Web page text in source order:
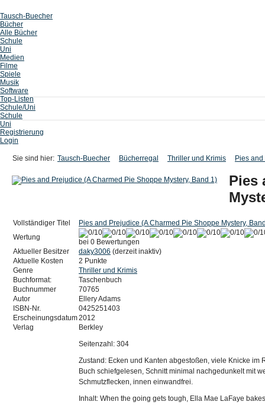
Tausch-Buecher
Bücher
Alle Bücher
Schule
Uni
Medien
Filme
Spiele
Musik
Software
Top-Listen
Schule/Uni
Schule
Uni
Registrierung
Login
Sie sind hier: Tausch-Buecher Bücherregal Thriller und Krimis Pies
Pies
Vollständiger Titel
Pies and Prejudice (A Charmed Pie Shoppe Mystery,
Wertung
bei 0 Bewertungen
Aktueller Besitzer
daky3006 (derzeit inaktiv)
Aktuelle Kosten
2 Punkte
Genre
Thriller und Krimis
Buchformat:
Taschenbuch
Buchnummer
70765
Autor
Ellery Adams
ISBN-Nr.
0425251403
Erscheinungsdatum2012
Verlag
Berkley
Seitenzahl: 304
Zustand: Ecken und Kanten abgestoßen, viele Knicke im
Buch schiefgelesen, Schnitt minimal nachgedunkelt mit
Schmutzflecken, innen einwandfrei.
Inhalt: When the going gets tough, Ella Mae LaFaye